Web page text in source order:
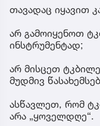
თავადაც იყავით
არ გამოიყენოთ
ინსტრუმენტად;
არ მისცეთ
მუდმივ
ასწავლეთ, რომ
არა „ყოველდღე“.